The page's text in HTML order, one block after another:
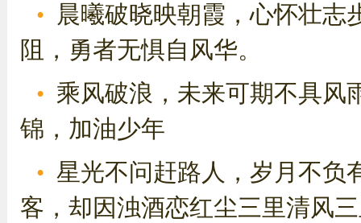
晨曦破晓映朝霞，心怀壮志
阻，勇者无惧自风华。
乘风破浪，未来可期不具风
锦，加油少年
星光不问赶路人，岁月不负
客，却因浊酒恋红尘三里清风